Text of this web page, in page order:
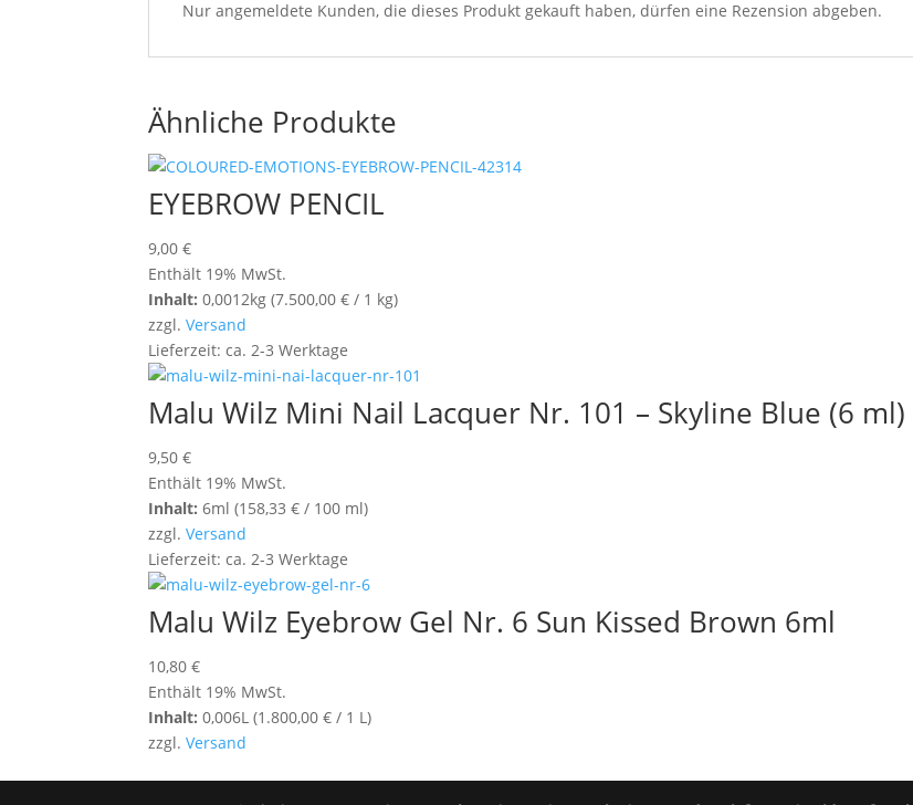
Nur angemeldete Kunden, die dieses Produkt gekauft haben, dürfen eine Rezension abgeben.
Ähnliche Produkte
EYEBROW PENCIL
9,00€
Enthält 19% MwSt.
Inhalt: 0,0012kg (7.500,00€ / 1 kg)
zzgl.Versand
Lieferzeit: ca. 2-3 Werktage
Malu Wilz Mini Nail Lacquer Nr. 101 – Skyline Blue (6 ml)
9,50€
Enthält 19% MwSt.
Inhalt: 6ml (158,33€ / 100 ml)
zzgl.Versand
Lieferzeit: ca. 2-3 Werktage
Malu Wilz Eyebrow Gel Nr. 6 Sun Kissed Brown 6ml
10,80€
Enthält 19% MwSt.
Inhalt: 0,006L (1.800,00€ / 1 L)
zzgl.Versand